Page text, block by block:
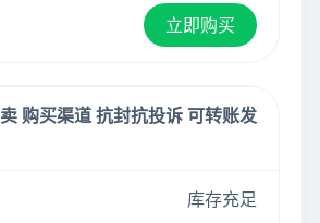
立即购买
购买渠道 抗封抗投诉 可转账发
库存充足